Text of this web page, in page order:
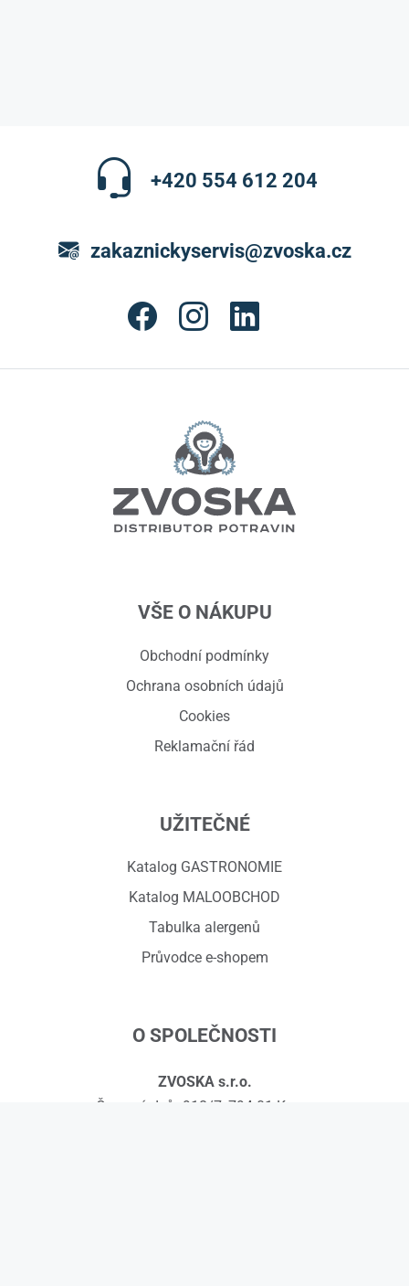
+420 554 612 204
zakaznickyservis@zvoska.cz
VŠE O NÁKUPU
Obchodní podmínky
Ochrana osobních údajů
Cookies
Reklamační řád
UŽITEČNÉ
Katalog GASTRONOMIE
Katalog MALOOBCHOD
Tabulka alergenů
Průvodce e-shopem
O SPOLEČNOSTI
ZVOSKA s.r.o.
Červený dvůr 918/7, 794 01 Krnov